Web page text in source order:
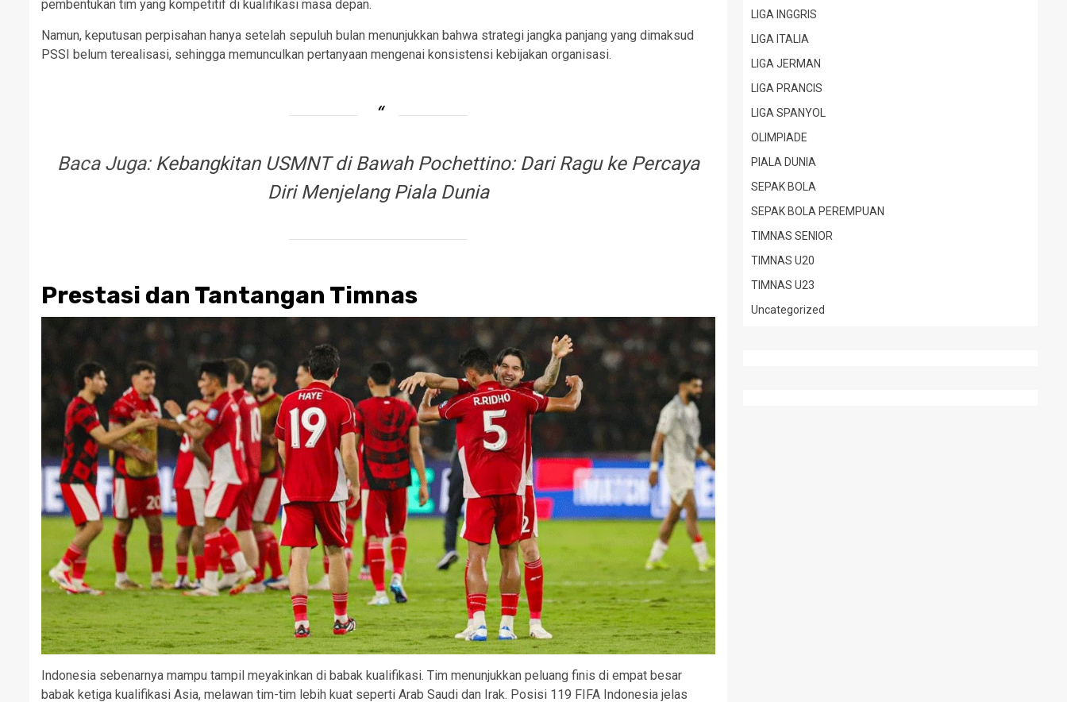
pembentukan tim yang kompetitif di kualifikasi masa depan.
Namun, keputusan perpisahan hanya setelah sepuluh bulan menunjukkan bahwa strategi jangka panjang yang dimaksud
PSSI belum terealisasi, sehingga memunculkan pertanyaan mengenai konsistensi kebijakan organisasi.
Baca Juga: Kebangkitan USMNT di Bawah Pochettino: Dari Ragu ke Percaya
Diri Menjelang Piala Dunia
Prestasi dan Tantangan Timnas
Indonesia sebenarnya mampu tampil meyakinkan di babak kualifikasi. Tim menunjukkan peluang finis di empat besar
babak ketiga kualifikasi Asia, melawan tim-tim lebih kuat seperti Arab Saudi dan Irak. Posisi 119 FIFA Indonesia jelas
LIGA INGGRIS
LIGA ITALIA
LIGA JERMAN
LIGA PRANCIS
LIGA SPANYOL
OLIMPIADE
PIALA DUNIA
SEPAK BOLA
SEPAK BOLA PEREMPUAN
TIMNAS SENIOR
TIMNAS U20
TIMNAS U23
Uncategorized